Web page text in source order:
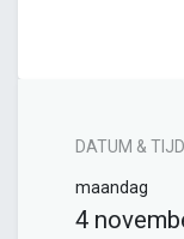
DATUM & TIJD
maandag
4